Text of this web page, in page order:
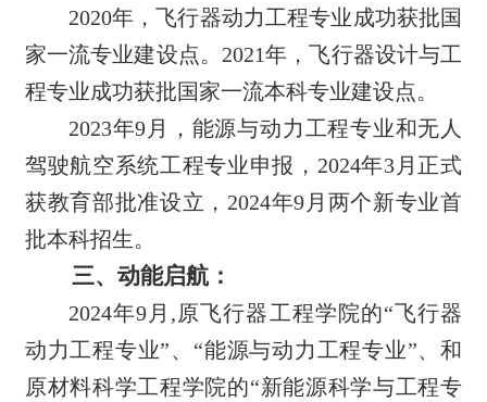
2020年，飞行器动力工程专业成功获批国
家一流专业建设点。2021年，飞行器设计与工
程专业成功获批国家一流本科专业建设点。
2023年9月，能源与动力工程专业和无人
驾驶航空系统工程专业申报， 2024年3月正式
获教育部批准设立，2024年9月两个新专业首
批本科招生。
三、动能启航：
2024年9月,原飞行器工程学院的“飞行器
动力工程专业”、“能源与动力工程专业”、和
原材料科学工程学院的“新能源科学与工程专